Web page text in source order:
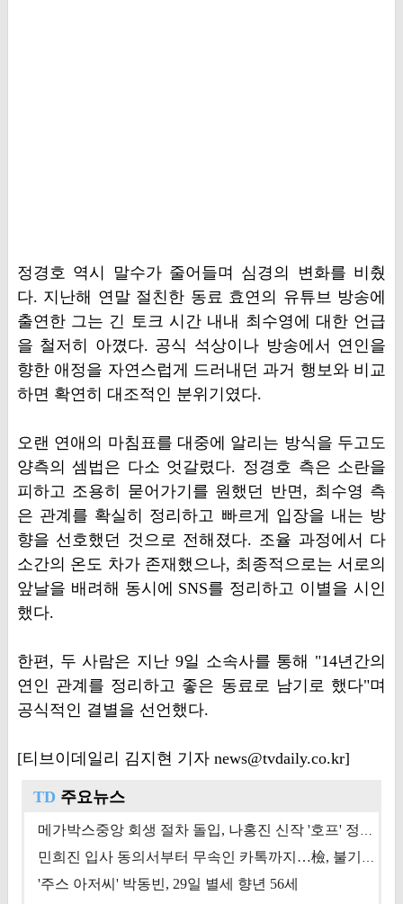
​정경호 역시 말수가 줄어들며 심경의 변화를 비췄
다. 지난해 연말 절친한 동료 효연의 유튜브 방송에
출연한 그는 긴 토크 시간 내내 최수영에 대한 언급
을 철저히 아꼈다. 공식 석상이나 방송에서 연인을
향한 애정을 자연스럽게 드러내던 과거 행보와 비교
하면 확연히 대조적인 분위기였다.
​오랜 연애의 마침표를 대중에 알리는 방식을 두고도
양측의 셈법은 다소 엇갈렸다. 정경호 측은 소란을
피하고 조용히 묻어가기를 원했던 반면, 최수영 측
은 관계를 확실히 정리하고 빠르게 입장을 내는 방
향을 선호했던 것으로 전해졌다. 조율 과정에서 다
소간의 온도 차가 존재했으나, 최종적으로는 서로의
앞날을 배려해 동시에 SNS를 정리하고 이별을 시인
했다.
​한편, 두 사람은 지난 9일 소속사를 통해 "14년간의
연인 관계를 정리하고 좋은 동료로 남기로 했다"며
공식적인 결별을 선언했다.
[티브이데일리 김지현 기자 news@tvdaily.co.kr]
TD 주요뉴스
메가박스중앙 회생 절차 돌입, 나홍진 신작 '호프' 정상 개봉에 쏠린 시선 [상반기 결산 기획]
민희진 입사 동의서부터 무속인 카톡까지…檢, 불기소 처분 근거들 [이슈&톡]
'주스 아저씨' 박동빈, 29일 별세 향년 56세